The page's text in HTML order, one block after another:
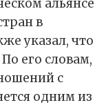
альянсе
в
указал, что
его словам,
с
одним из